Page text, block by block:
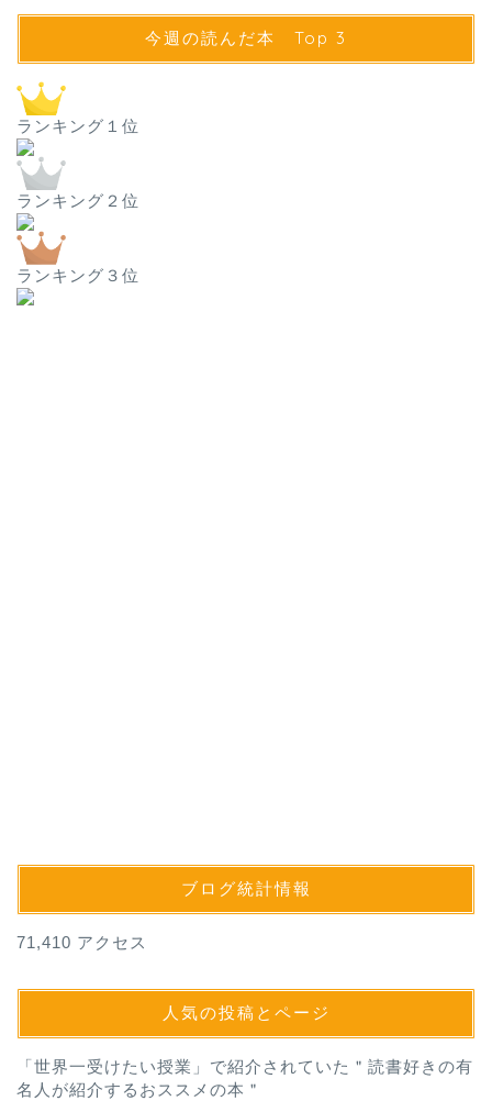
今週の読んだ本 Top 3
ランキング１位
ランキング２位
ランキング３位
ブログ統計情報
71,410 アクセス
人気の投稿とページ
「世界一受けたい授業」で紹介されていた＂読書好きの有
名人が紹介するおススメの本＂